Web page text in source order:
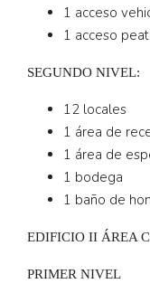
1 acceso
1 acceso
SEGUNDO NIVEL:
12 locales
1 área de
1 área de
1 bodega
1 baño de
EDIFICIO II ÁREA
PRIMER NIVEL